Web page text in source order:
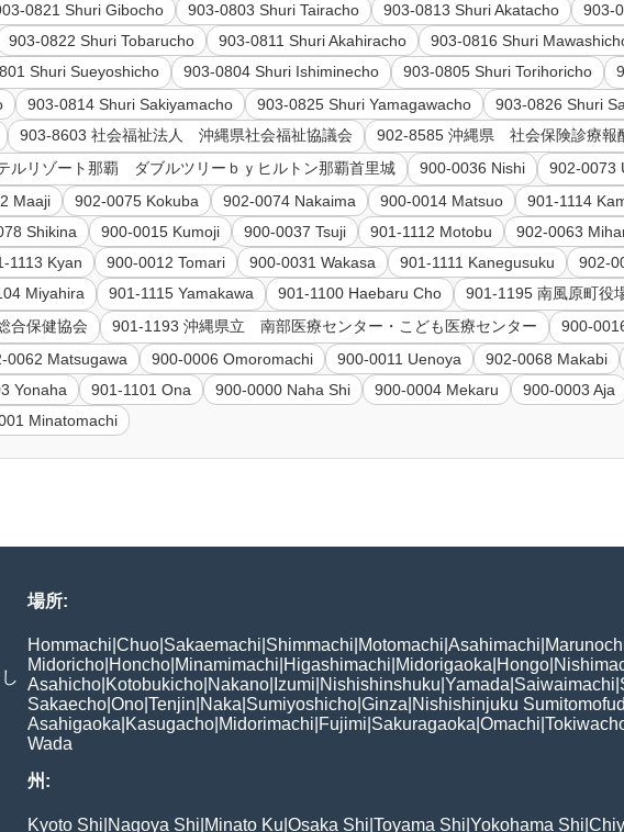
0821 Shuri Gibocho 903-0803 Shuri Tairacho 903-0813 Shuri Akatacho
903-
903-0822 Shuri Tobarucho 903-0811 Shuri Akahiracho 903-0816 Shuri
Shuri Sueyoshicho 903-0804 Shuri Ishiminecho 903-0805 Shuri Torihoricho
903-0814 Shuri Sakiyamacho 903-0825 Shuri Yamagawacho
903-0826 Shuri
903-8603 社会福祉法人 沖縄県社会福祉協議会
902-8585 沖縄県 社会保険診療報
リゾート那覇 ダブルツリーｂｙヒルトン那覇首里城
900-0036 Nishi 902-0073
Maaji 902-0075 Kokuba 902-0074 Nakaima 900-0014 Matsuo 901-1114
Shikina 900-0015 Kumoji 900-0037 Tsuji 901-1112 Motobu 902-0063
1113 Kyan 900-0012 Tomari 900-0031 Wakasa 901-1111 Kanegusuku 902-
Miyahira 901-1115 Yamakawa 901-1100 Haebaru Cho 901-1195 南風原町役
合保健協会
901-1193 沖縄県立 南部医療センター・こども医療センター 900-
0062 Matsugawa 900-0006 Omoromachi 900-0011 Uenoya 902-0068 Makabi
Yonaha 901-1101 Ona 900-0000 Naha Shi 900-0004 Mekaru 900-0003 Aja
Minatomachi
場所:
Hommachi Chuo Sakaemachi Shimmachi Motomachi Asahimachi
Midoricho Honcho Minamimachi Higashimachi Midorigaoka Hongo
Asahicho Kotobukicho Nakano Izumi Nishishinshuku Yamada Saiwaimachi
Sakaecho Ono Tenjin Naka Sumiyoshicho Ginza Nishishinjuku
Asahigaoka Kasugacho Midorimachi Fujimi Sakuragaoka Omachi
Wada
州:
Kyoto Shi Nagoya Shi Minato Ku Osaka Shi Toyama Shi Yokohama Shi